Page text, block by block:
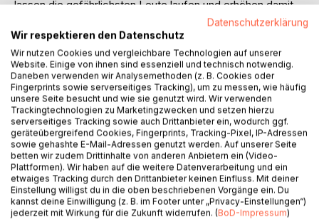
lassen die gefährlichsten Leute laufen und erhöhen damit
die Bedrohung für die Afghanen und alle ausländischen
Kräfte hier“, sagte ein britischer Offizier im Kabuler ISAF-
Hauptquartier an der Great Massoud Road verständnislos.“
„Wir haben in Afghanistan gesehen, wie ekelhaft US-
Soldaten mit Afghanen umgesprungen sind, Fußtritte und
Kolbenstöße waren noch harmlos. Sie haben sie behandelt
wie Untermenschen. Die Deutschen hätten auch erlebt, wie
Amerikaner bei der Operation Anaconda ganze Dörfer platt
machten und Türschlösser rausrissen: Hier Jungs, frei zum
Plündern.
Der hochrangige Ex-KSK-Mann sagt: Die Bilder von Abu
Ghraib, das Foltern in irakischen Gefängnissen, haben mich
absolut nicht überrascht. Offiziell heißt es im
Datenschutzerklärung
Wir respektieren den Datenschutz
Wir nutzen Cookies und vergleichbare Technologien auf unserer
Website. Einige von ihnen sind essenziell und technisch notwendig.
Daneben verwenden wir Analysemethoden (z. B. Cookies oder
Fingerprints sowie serverseitiges Tracking), um zu messen, wie häufig
unsere Seite besucht und wie sie genutzt wird. Wir verwenden
Trackingtechnologien zu Marketingzwecken und setzen hierzu
serverseitiges Tracking sowie auch Drittanbieter ein, wodurch ggf.
geräteübergreifend Cookies, Fingerprints, Tracking-Pixel, IP-Adressen
sowie gehashte E-Mail-Adressen genutzt werden. Auf unserer Seite
betten wir zudem Drittinhalte von anderen Anbietern ein (Video-
Plattformen). Wir haben auf die weitere Datenverarbeitung und ein
etwaiges Tracking durch den Drittanbieter keinen Einfluss. Mit deiner
Einstellung willigst du in die oben beschriebenen Vorgänge ein. Du
kannst deine Einwilligung (z. B. im Footer unter „Privacy-Einstellungen“)
jederzeit mit Wirkung für die Zukunft widerrufen. (BoD-Impressum)